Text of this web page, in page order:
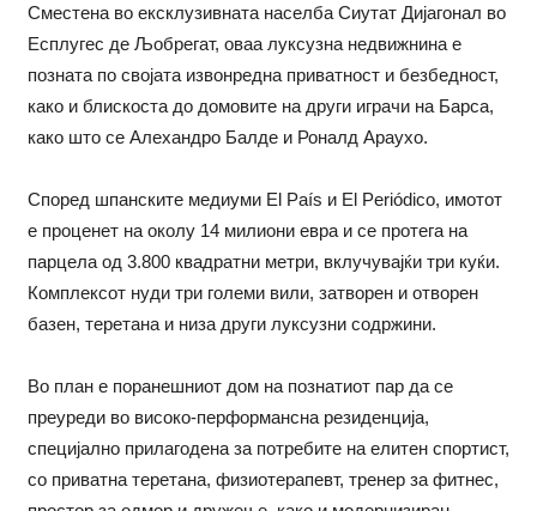
Сместена во ексклузивната населба Сиутат Дијагонал во
Есплугес де Љобрегат, оваа луксузна недвижнина е
позната по својата извонредна приватност и безбедност,
како и блискоста до домовите на други играчи на Барса,
како што се Алехандро Балде и Роналд Араухо.
Според шпанските медиуми El País и El Periódico, имотот
е проценет на околу 14 милиони евра и се протега на
парцела од 3.800 квадратни метри, вклучувајќи три куќи.
Комплексот нуди три големи вили, затворен и отворен
базен, теретана и низа други луксузни содржини.
Во план е поранешниот дом на познатиот пар да се
преуреди во високо-перформансна резиденција,
специјално прилагодена за потребите на елитен спортист,
со приватна теретана, физиотерапевт, тренер за фитнес,